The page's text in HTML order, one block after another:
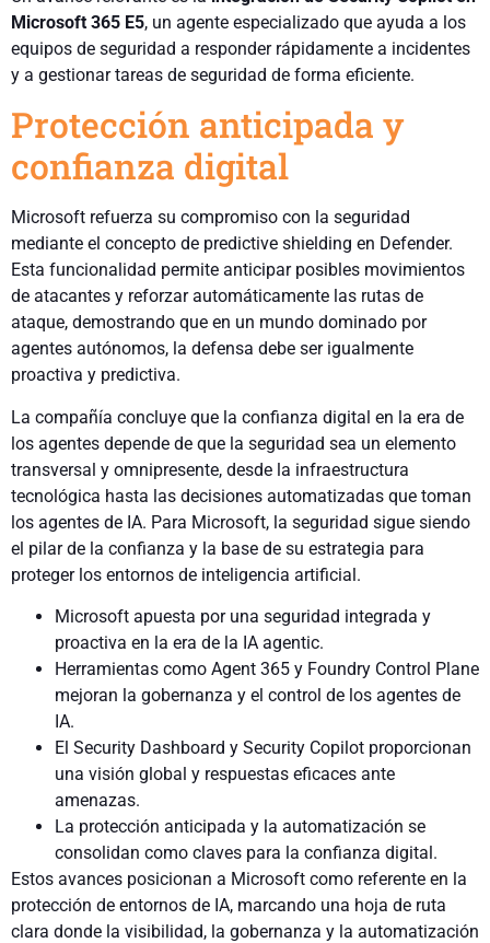
Microsoft 365 E5, un agente especializado que ayuda a los
equipos de seguridad a responder rápidamente a incidentes
y a gestionar tareas de seguridad de forma eficiente.
Protección anticipada y
confianza digital
Microsoft refuerza su compromiso con la seguridad
mediante el concepto de predictive shielding en Defender.
Esta funcionalidad permite anticipar posibles movimientos
de atacantes y reforzar automáticamente las rutas de
ataque, demostrando que en un mundo dominado por
agentes autónomos, la defensa debe ser igualmente
proactiva y predictiva.
La compañía concluye que la confianza digital en la era de
los agentes depende de que la seguridad sea un elemento
transversal y omnipresente, desde la infraestructura
tecnológica hasta las decisiones automatizadas que toman
los agentes de IA. Para Microsoft, la seguridad sigue siendo
el pilar de la confianza y la base de su estrategia para
proteger los entornos de inteligencia artificial.
Microsoft apuesta por una seguridad integrada y
proactiva en la era de la IA agentic.
Herramientas como Agent 365 y Foundry Control Plane
mejoran la gobernanza y el control de los agentes de
IA.
El Security Dashboard y Security Copilot proporcionan
una visión global y respuestas eficaces ante
amenazas.
La protección anticipada y la automatización se
consolidan como claves para la confianza digital.
Estos avances posicionan a Microsoft como referente en la
protección de entornos de IA, marcando una hoja de ruta
clara donde la visibilidad, la gobernanza y la automatización